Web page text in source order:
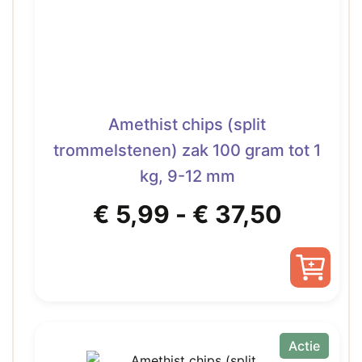
Amethist chips (split
trommelstenen) zak 100 gram tot 1
kg, 9-12 mm
€ 5,99 - € 37,50
€ 5,99
tot
€
meerdere
Actie